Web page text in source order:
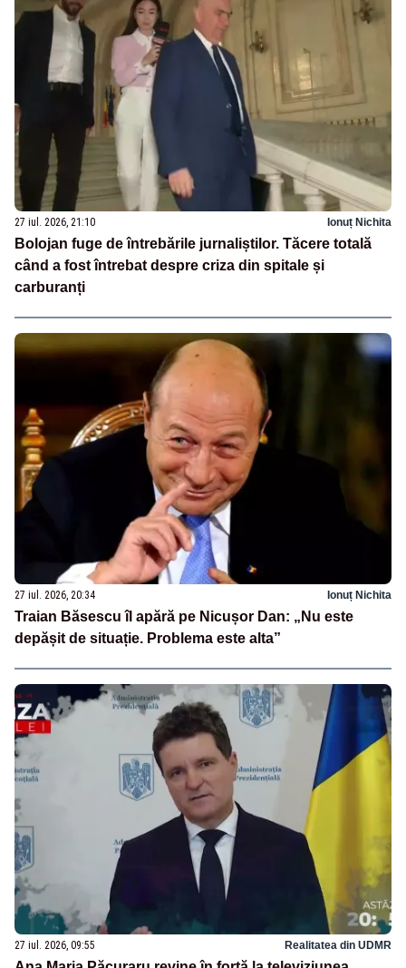
27 iul. 2026, 21:10 Ionuț Nichita
Bolojan fuge de întrebările jurnaliștilor. Tăcere totală
când a fost întrebat despre criza din spitale și
carburanți
27 iul. 2026, 20:34 Ionuț Nichita
Traian Băsescu îl apără pe Nicușor Dan: „Nu este
depășit de situație. Problema este alta”
27 iul. 2026, 09:55 Realitatea din UDMR